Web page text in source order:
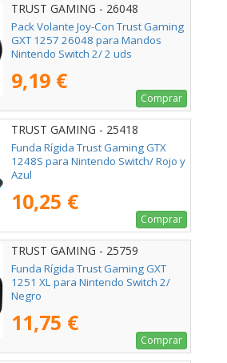
TRUST GAMING - 26048
Pack Volante Joy-Con Trust Gaming
GXT 1257 26048 para Mandos
Nintendo Switch 2/ 2 uds
9,19 €
Comprar
TRUST GAMING - 25418
Funda Rígida Trust Gaming GTX
1248S para Nintendo Switch/ Rojo y
Azul
10,25 €
Comprar
TRUST GAMING - 25759
Funda Rígida Trust Gaming GXT
1251 XL para Nintendo Switch 2/
Negro
11,75 €
Comprar